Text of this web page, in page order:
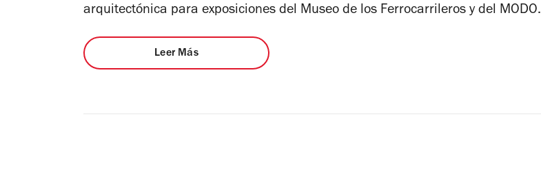
arquitectónica para exposiciones del Museo de los Ferrocarrileros y del MODO.
Leer Más